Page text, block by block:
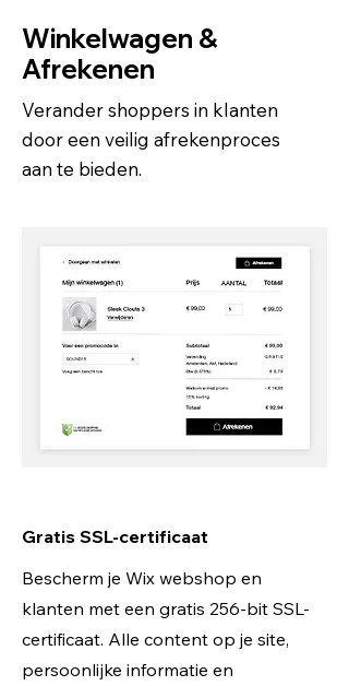
Winkelwagen &
Afrekenen
Verander shoppers in klanten
door een veilig afrekenproces
aan te bieden.
Gratis SSL-certificaat
Bescherm je Wix webshop en
klanten met een gratis 256-bit SSL-
certificaat. Alle content op je site,
persoonlijke informatie en